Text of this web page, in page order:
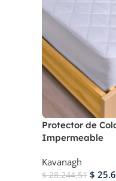
Protector de
Impermeable
Kavanagh
$28.244,51 $